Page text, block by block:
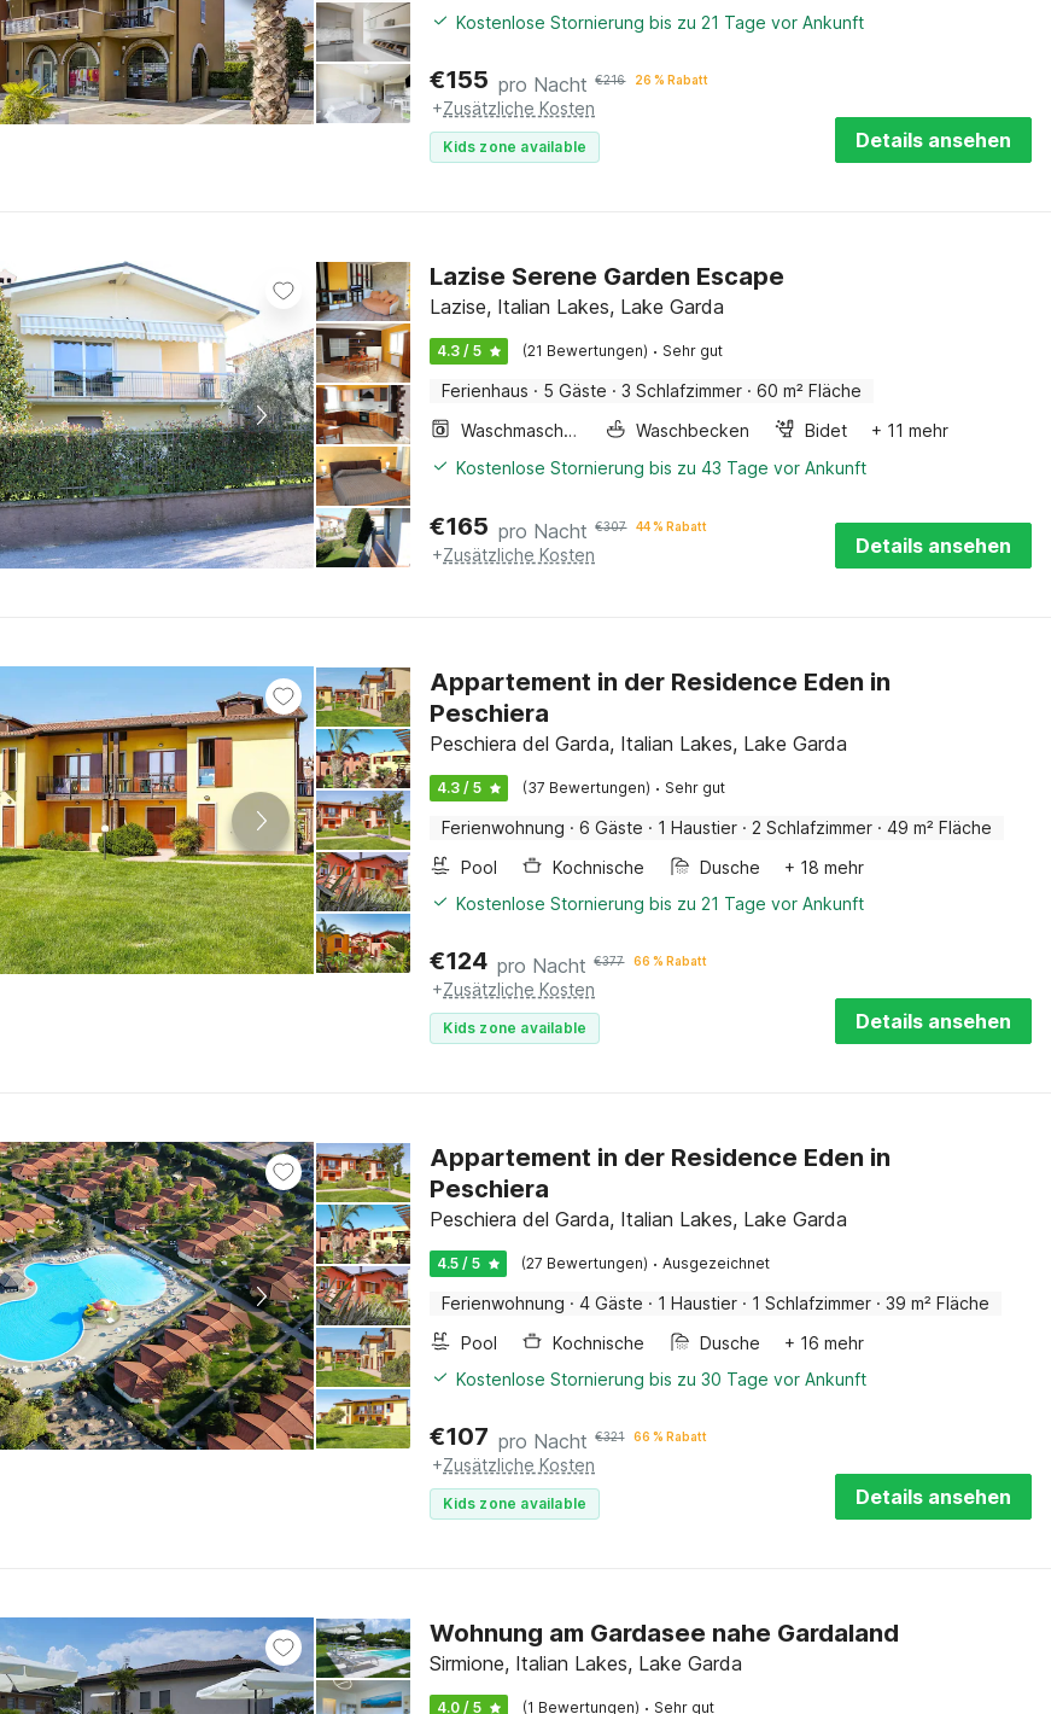
Kostenlose Stornierung bis zu 21 Tage vor Ankunft
€155 pro Nacht €216 26 % Rabatt
+Zusätzliche Kosten
Kids zone available Details ansehen
Lazise Serene Garden Escape
Lazise, Italian Lakes, Lake Garda
4.3 / 5 (21 Bewertungen) · Sehr gut
Ferienhaus · 5 Gäste · 3 Schlafzimmer · 60 m² Fläche
Waschmaschine
Waschbecken Bidet
+ 11 mehr
Kostenlose Stornierung bis zu 43 Tage vor Ankunft
€165 pro Nacht €307 44 % Rabatt
+Zusätzliche Kosten Details ansehen
Appartement in der Residence Eden in
Peschiera
Peschiera del Garda, Italian Lakes, Lake Garda
4.3 / 5 (37 Bewertungen) · Sehr gut
Ferienwohnung · 6 Gäste · 1 Haustier · 2 Schlafzimmer · 49 m² Fläche
Pool
Kochnische Dusche
+ 18 mehr
Kostenlose Stornierung bis zu 21 Tage vor Ankunft
€124 pro Nacht €377 66 % Rabatt
+Zusätzliche Kosten
Kids zone available Details ansehen
Appartement in der Residence Eden in
Peschiera
Peschiera del Garda, Italian Lakes, Lake Garda
4.5 / 5 (27 Bewertungen) · Ausgezeichnet
Ferienwohnung · 4 Gäste · 1 Haustier · 1 Schlafzimmer · 39 m² Fläche
Pool
Kochnische Dusche
+ 16 mehr
Kostenlose Stornierung bis zu 30 Tage vor Ankunft
€107 pro Nacht €321 66 % Rabatt
+Zusätzliche Kosten
Kids zone available Details ansehen
Wohnung am Gardasee nahe Gardaland
Sirmione, Italian Lakes, Lake Garda
4.0 / 5 (1 Bewertungen) · Sehr gut